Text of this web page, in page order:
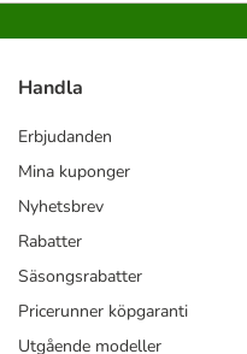
Handla
Erbjudanden
Mina kuponger
Nyhetsbrev
Rabatter
Säsongsrabatter
Pricerunner köpgaranti
Utgående modeller